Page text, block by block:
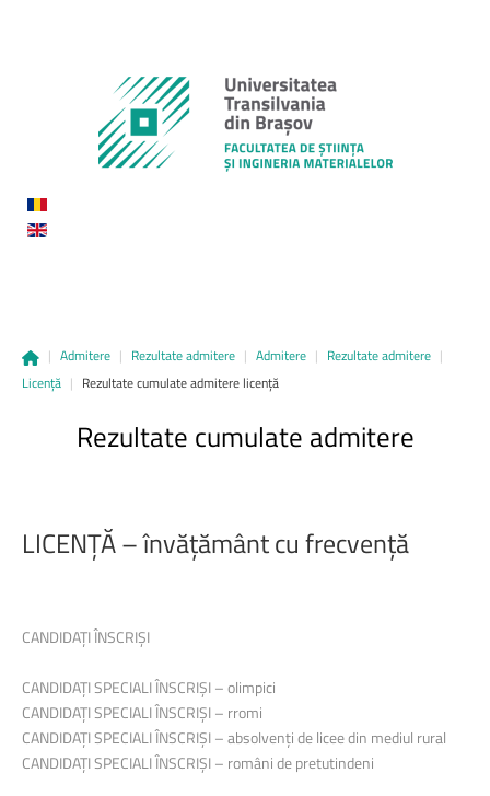
| Admitere | Rezultate admitere | Admitere | Rezultate admitere |
Licență | Rezultate cumulate admitere licență
Rezultate cumulate admitere
LICENȚĂ–învățământcufrecvență
CANDIDAȚI ÎNSCRIȘI
CANDIDAȚI SPECIALI ÎNSCRIȘI – olimpici
CANDIDAȚI SPECIALI ÎNSCRIȘI – rromi
CANDIDAȚI SPECIALI ÎNSCRIȘI – absolvenți de licee din mediul rural
CANDIDAȚI SPECIALI ÎNSCRIȘI – români de pretutindeni